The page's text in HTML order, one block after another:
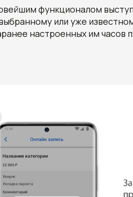
функционалом
или уже
настроенных им часов